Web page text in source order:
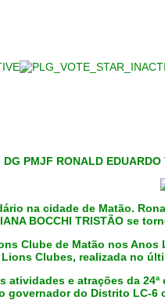
DG PMJF RONALD
na cidade de Matão.
BOCCHI TRISTÃO se
Clube de Matão nos
Clubes, realizada no
atividades e atrações da
do Distrito LC-6